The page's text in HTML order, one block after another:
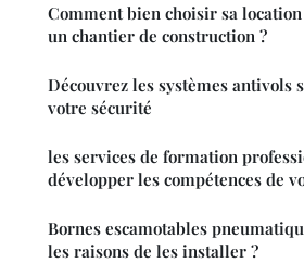
Comment bien choisir sa
un chantier de construction ?
Découvrez les systèmes antivols
votre sécurité
les services de formation
développer les compétences de
Bornes escamotables
les raisons de les installer ?